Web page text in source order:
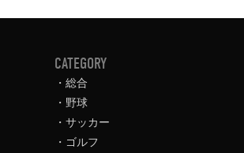
CATEGORY
総合
野球
サッカー
ゴルフ